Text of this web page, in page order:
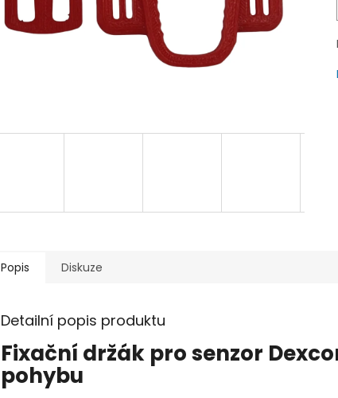
Popis Diskuze
Detailní popis produktu
Fixační držák pro senzor
pohybu